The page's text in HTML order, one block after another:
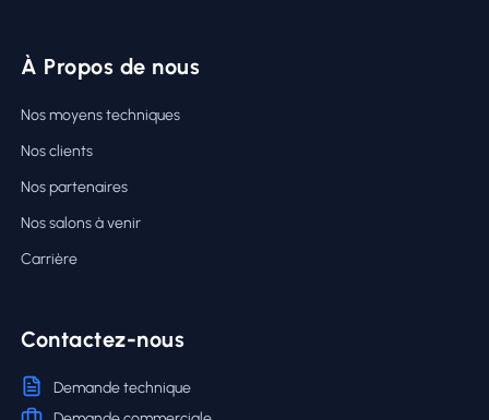
À Propos de nous
Nos moyens techniques
Nos clients
Nos partenaires
Nos salons à venir
Carrière
Contactez-nous
Demande technique